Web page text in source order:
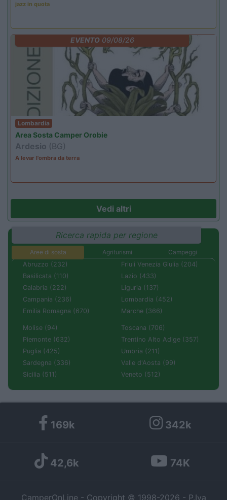
jazz in quota
EVENTO09/08/26
Lombardia
Area Sosta Camper Orobie
Ardesio (BG)
A levar l'ombra da terra
Vedi altri
Ricerca rapida per regione
Aree di sosta Agriturismi
Campeggi
Abruzzo (232)
Basilicata (110)
Calabria (222)
Campania (236)
Emilia Romagna (670)
Friuli Venezia Giulia (204)
Lazio (433)
Liguria (137)
Lombardia (452)
Marche (366)
Molise (94)
Piemonte (632)
Puglia (425)
Sardegna (336)
Sicilia (511)
Toscana (706)
Trentino Alto Adige (357)
Umbria (211)
Valle d'Aosta (99)
Veneto (512)
169k 342k
42,6k 74K
CamperOnLine - Copyright © 1998-2026 - P.Iva